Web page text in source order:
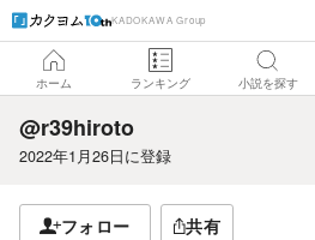
KADOKAWA Group
ホーム ランキング 小説を探す
@r39hiroto
2022年1月26日に登録
フォロー 共有